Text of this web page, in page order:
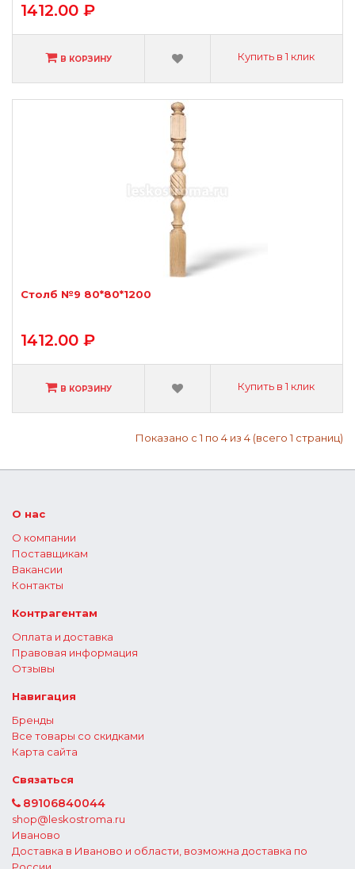
1412.00 ₽
В КОРЗИНУ Купить в 1 клик
Столб №9 80*80*1200
1412.00 ₽
В КОРЗИНУ Купить в 1 клик
Показано с 1 по 4 из 4 (всего 1 страниц)
О нас
О компании
Поставщикам
Вакансии
Контакты
Контрагентам
Оплата и доставка
Правовая информация
Отзывы
Навигация
Бренды
Все товары со скидками
Карта сайта
Связаться
89106840044
shop@leskostroma.ru
Иваново
Доставка в Иваново и области, возможна доставка по